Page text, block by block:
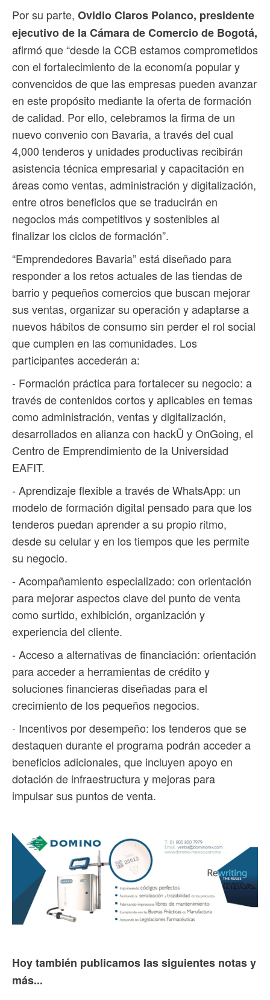
Por su parte, Ovidio Claros Polanco, presidente
ejecutivo de la Cámara de Comercio de Bogotá,
afirmó que “desde la CCB estamos comprometidos
con el fortalecimiento de la economía popular y
convencidos de que las empresas pueden avanzar
en este propósito mediante la oferta de formación
de calidad. Por ello, celebramos la firma de un
nuevo convenio con Bavaria, a través del cual
4,000 tenderos y unidades productivas recibirán
asistencia técnica empresarial y capacitación en
áreas como ventas, administración y digitalización,
entre otros beneficios que se traducirán en
negocios más competitivos y sostenibles al
finalizar los ciclos de formación”.
“Emprendedores Bavaria” está diseñado para
responder a los retos actuales de las tiendas de
barrio y pequeños comercios que buscan mejorar
sus ventas, organizar su operación y adaptarse a
nuevos hábitos de consumo sin perder el rol social
que cumplen en las comunidades. Los
participantes accederán a:
- Formación práctica para fortalecer su negocio: a
través de contenidos cortos y aplicables en temas
como administración, ventas y digitalización,
desarrollados en alianza con hackÜ y OnGoing, el
Centro de Emprendimiento de la Universidad
EAFIT.
- Aprendizaje flexible a través de WhatsApp: un
modelo de formación digital pensado para que los
tenderos puedan aprender a su propio ritmo,
desde su celular y en los tiempos que les permite
su negocio.
- Acompañamiento especializado: con orientación
para mejorar aspectos clave del punto de venta
como surtido, exhibición, organización y
experiencia del cliente.
- Acceso a alternativas de financiación: orientación
para acceder a herramientas de crédito y
soluciones financieras diseñadas para el
crecimiento de los pequeños negocios.
- Incentivos por desempeño: los tenderos que se
destaquen durante el programa podrán acceder a
beneficios adicionales, que incluyen apoyo en
dotación de infraestructura y mejoras para
impulsar sus puntos de venta.
Hoy también publicamos las siguientes notas y
más...